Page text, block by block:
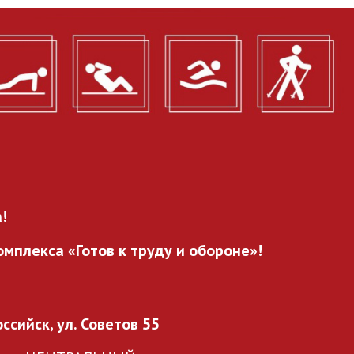
«Готов к труду и обороне»!
ул. Советов 55